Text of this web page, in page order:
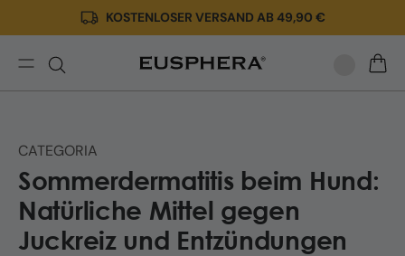
zum
Inhalt
KOSTENLOSER VERSAND AB 49,90 €
CATEGORIA
Sommerdermatitis beim Hund:
Natürliche Mittel gegen
Juckreiz und Entzündungen